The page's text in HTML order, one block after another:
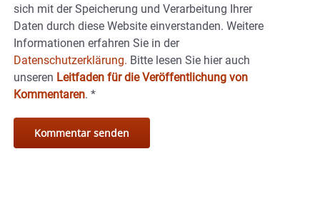
sich mit der Speicherung und Verarbeitung Ihrer
Daten durch diese Website einverstanden. Weitere
Informationen erfahren Sie in der
Datenschutzerklärung. Bitte lesen Sie hier auch
unseren Leitfaden für die Veröffentlichung von
Kommentaren. *